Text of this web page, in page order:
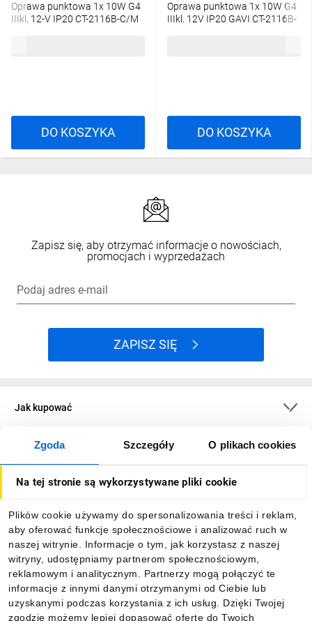
Zgoda Szczegóły O plikach cookies
Na tej stronie są wykorzystywane pliki cookie
Plików cookie używamy do spersonalizowania treści i reklam,
aby oferować funkcje społecznościowe i analizować ruch w
naszej witrynie. Informacje o tym, jak korzystasz z naszej
witryny, udostępniamy partnerom społecznościowym,
reklamowym i analitycznym. Partnerzy mogą połączyć te
informacje z innymi danymi otrzymanymi od Ciebie lub
uzyskanymi podczas korzystania z ich usług. Dzięki Twojej
zgodzie możemy lepiej dopasować ofertę do Twoich
Oprawa punktowa 1x 10W G4
IIIkl. 12-V IP20 CT-2116B-C/M
DO KOSZYKA
Oprawa punktowa 1x 10W G4
IIIkl. 12V IP20 GAVI CT-2116B-
DO KOSZYKA
Zapisz się, aby otrzymać informacje o nowościach,
promocjach i wyprzedażach
Podaj adres e-mail
ZAPISZ SIĘ
Jak kupować
O firmie
Informacje
Pobierz naszą aplikację mobilną: